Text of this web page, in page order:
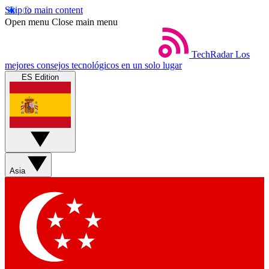
Skip to main content
Open menu Close main menu
TechRadar Los
mejores consejos tecnológicos en un solo lugar
ES Edition
Asia